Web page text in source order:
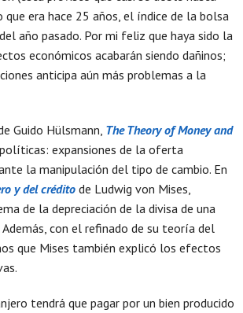
era hace 25 años, el índice de la bolsa
año pasado. Por mi feliz que haya sido la
económicos acabarán siendo dañinos;
anticipa aún más problemas a la
Guido Hülsmann, The Theory of Money and
expansiones de la oferta
la manipulación del tipo de cambio. En
y del créditode Ludwig von Mises,
de la depreciación de la divisa de una
con el refinado de su teoría del
que Mises también explicó los efectos
tendrá que pagar por un bien producido